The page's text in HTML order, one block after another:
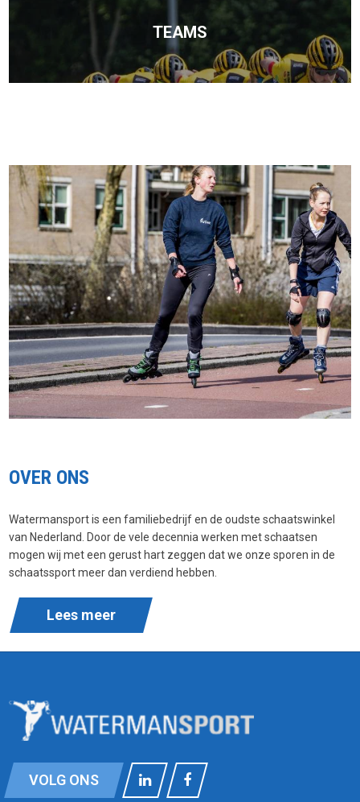
TEAMS
OVER ONS
Watermansport is een familiebedrijf en de oudste schaatswinkel
van Nederland. Door de vele decennia werken met schaatsen
mogen wij met een gerust hart zeggen dat we onze sporen in de
schaatssport meer dan verdiend hebben.
Lees meer
VOLG ONS